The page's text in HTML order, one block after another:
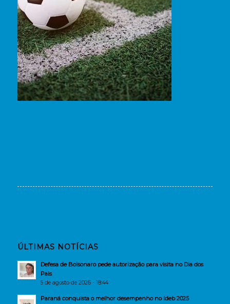
ÚLTIMAS NOTÍCIAS
Defesa de Bolsonaro pede autorização para visita no Dia dos
Pais
5 de agosto de 2026 - 18:44
Paraná conquista o melhor desempenho no Ideb 2025